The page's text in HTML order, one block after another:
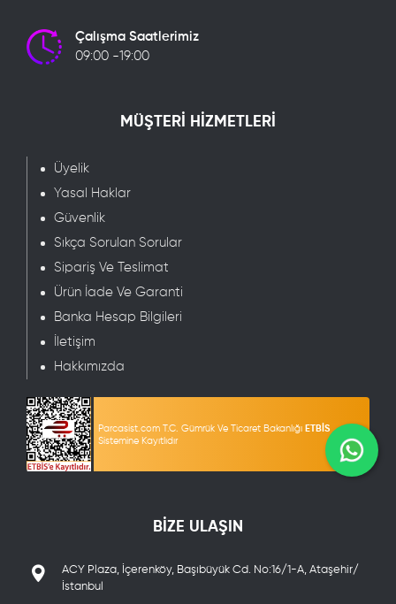
Çalışma Saatlerimiz
09:00 -19:00
MÜŞTERİ HİZMETLERİ
Üyelik
Yasal Haklar
Güvenlik
Sıkça Sorulan Sorular
Sipariş Ve Teslimat
Ürün İade Ve Garanti
Banka Hesap Bilgileri
İletişim
Hakkımızda
Parcasist.com T.C. Gümrük Ve Ticaret Bakanlığı ETBİS
Sistemine Kayıtlıdır
BİZE ULAŞIN
ACY Plaza, İçerenköy, Başıbüyük Cd. No:16/1-A, Ataşehir/
İstanbul